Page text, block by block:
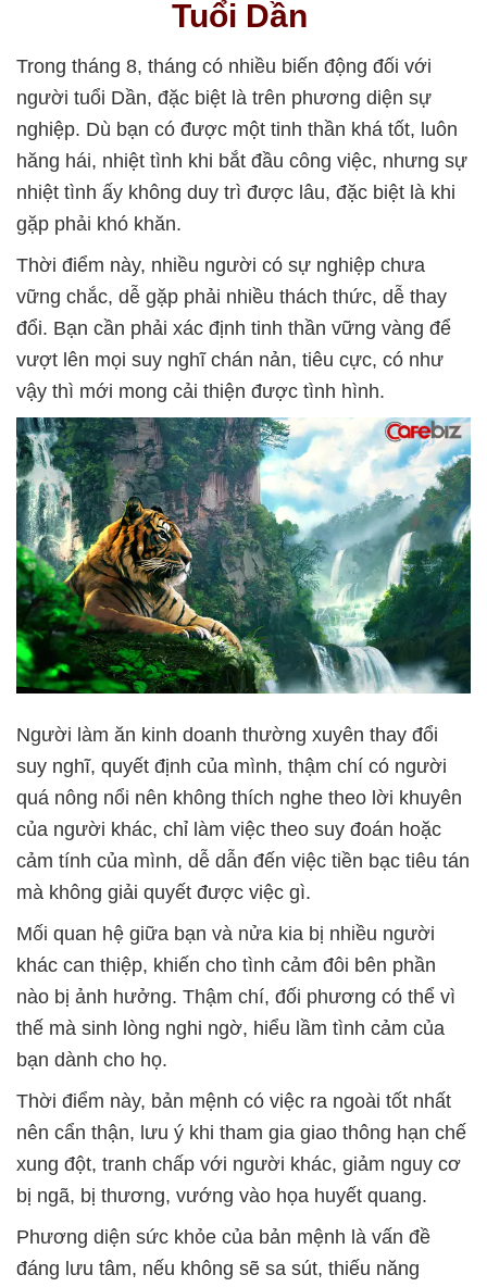
Tuổi Dần
Trong tháng 8, tháng có nhiều biến động đối với
người tuổi Dần, đặc biệt là trên phương diện sự
nghiệp. Dù bạn có được một tinh thần khá tốt, luôn
hăng hái, nhiệt tình khi bắt đầu công việc, nhưng sự
nhiệt tình ấy không duy trì được lâu, đặc biệt là khi
gặp phải khó khăn.
Thời điểm này, nhiều người có sự nghiệp chưa
vững chắc, dễ gặp phải nhiều thách thức, dễ thay
đổi. Bạn cần phải xác định tinh thần vững vàng để
vượt lên mọi suy nghĩ chán nản, tiêu cực, có như
vậy thì mới mong cải thiện được tình hình.
Người làm ăn kinh doanh thường xuyên thay đổi
suy nghĩ, quyết định của mình, thậm chí có người
quá nông nổi nên không thích nghe theo lời khuyên
của người khác, chỉ làm việc theo suy đoán hoặc
cảm tính của mình, dễ dẫn đến việc tiền bạc tiêu tán
mà không giải quyết được việc gì.
Mối quan hệ giữa bạn và nửa kia bị nhiều người
khác can thiệp, khiến cho tình cảm đôi bên phần
nào bị ảnh hưởng. Thậm chí, đối phương có thể vì
thế mà sinh lòng nghi ngờ, hiểu lầm tình cảm của
bạn dành cho họ.
Thời điểm này, bản mệnh có việc ra ngoài tốt nhất
nên cẩn thận, lưu ý khi tham gia giao thông hạn chế
xung đột, tranh chấp với người khác, giảm nguy cơ
bị ngã, bị thương, vướng vào họa huyết quang.
Phương diện sức khỏe của bản mệnh là vấn đề
đáng lưu tâm, nếu không sẽ sa sút, thiếu năng